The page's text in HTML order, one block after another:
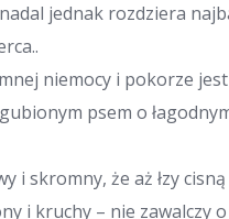
jednak rozdziera
niemocy i pokorze
psem o
i skromny, że aż łzy
i kruchy – nie zawalczy